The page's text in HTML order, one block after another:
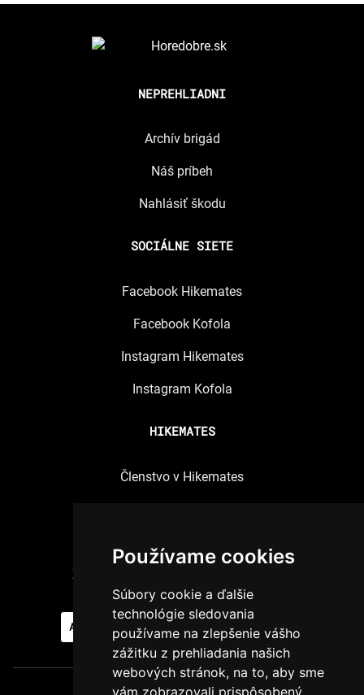
Používame cookies
Súbory cookie a ďalšie
technológie sledovania
používame na zlepšenie vášho
zážitku z prehliadania našich
webových stránok, na to, aby sme
vám zobrazovali prispôsobený
NEPREHLIADNI
Archív brigád
Náš príbeh
Nahlásiť škodu
SOCIÁLNE SIETE
Facebook Hikemates
Facebook Kofola
Instagram Hikemates
Instagram Kofola
HIKEMATES
Členstvo v Hikemates
Zmeniť nastavenia súhlasov s cookies
AKTUÁLNE BRIGÁDY PRIDAJ SA K NÁM